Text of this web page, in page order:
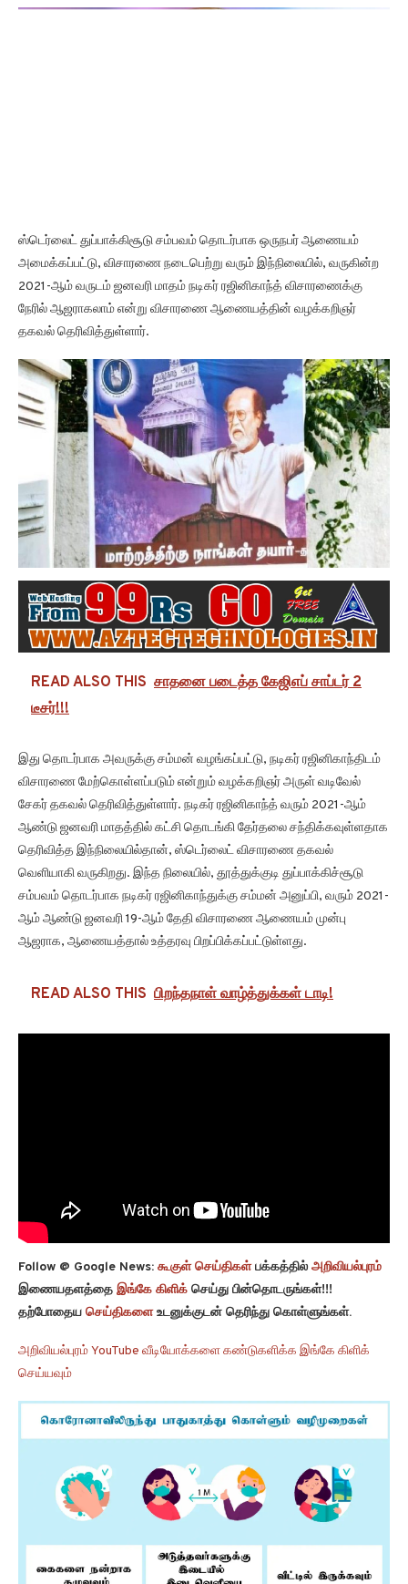
ஸ்டெர்லைட் துப்பாக்கிசூடு சம்பவம் தொடர்பாக ஒருநபர் ஆணையம்
அமைக்கப்பட்டு, விசாரணை நடைபெற்று வரும் இந்நிலையில், வருகின்ற
2021-ஆம் வருடம் ஜனவரி மாதம் நடிகர் ரஜினிகாந்த் விசாரணைக்கு
நேரில் ஆஜராகலாம் என்று விசாரணை ஆணையத்தின் வழக்கறிஞர்
தகவல் தெரிவித்துள்ளார்.
READ ALSO THIS சாதனை படைத்த கேஜிஎப் சாப்டர் 2
டீசர்!!!
இது தொடர்பாக அவருக்கு சம்மன் வழங்கப்பட்டு, நடிகர் ரஜினிகாந்திடம்
விசாரணை மேற்கொள்ளப்படும் என்றும் வழக்கறிஞர் அருள் வடிவேல்
சேகர் தகவல் தெரிவித்துள்ளார். நடிகர் ரஜினிகாந்த் வரும் 2021-ஆம்
ஆண்டு ஜனவரி மாதத்தில் கட்சி தொடங்கி தேர்தலை சந்திக்கவுள்ளதாக
தெரிவித்த இந்நிலையில்தான், ஸ்டெர்லைட் விசாரணை தகவல்
வெளியாகி வருகிறது. இந்த நிலையில், தூத்துக்குடி துப்பாக்கிச்சூடு
சம்பவம் தொடர்பாக நடிகர் ரஜினிகாந்துக்கு சம்மன் அனுப்பி, வரும் 2021-
ஆம் ஆண்டு ஜனவரி 19-ஆம் தேதி விசாரணை ஆணையம் முன்பு
ஆஜராக, ஆணையத்தால் உத்தரவு பிறப்பிக்கப்பட்டுள்ளது.
READ ALSO THIS பிறந்தநாள் வாழ்த்துக்கள் டாடி!
Follow @ Google News: கூகுள் செய்திகள்பக்கத்தில் அறிவியல்புரம்
இணையதளத்தை இங்கே கிளிக் செய்து பின்தொடருங்கள்!!!
தற்போதைய செய்திகளைஉடனுக்குடன் தெரிந்து கொள்ளுங்கள்.
அறிவியல்புரம் YouTube வீடியோக்களை கண்டுகளிக்க இங்கே கிளிக்
செய்யவும்